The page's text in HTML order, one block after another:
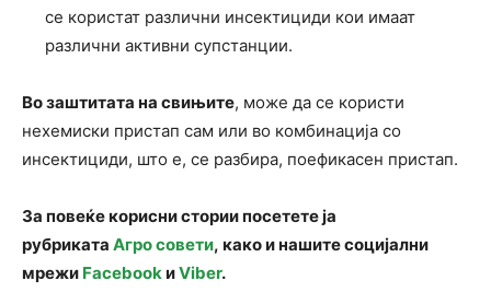
се користат различни инсектициди кои имаат
различни активни супстанции.
Во заштитата на свињите, може да се користи
нехемиски пристап сам или во комбинација со
инсектициди, што е, се разбира, поефикасен пристап.
За повеќе корисни стории посетете ја
рубриката Агро совети, како и нашите социјални
мрежи FacebookиViber.